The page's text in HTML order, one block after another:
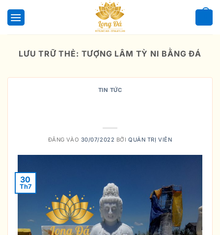
qua
LƯU TRỮ THẺ: TƯỢNG LÂM TỲ NI BẰNG ĐÁ
TIN TỨC
ĐĂNG VÀO 30/07/2022 BỞIQUẢN TRỊ VIÊN
30
Th7